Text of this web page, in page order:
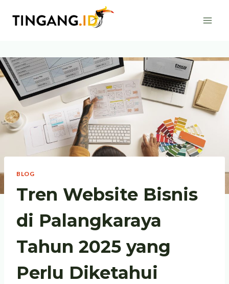
BLOG
Tren Website Bisnis
di Palangkaraya
Tahun 2025 yang
Perlu Diketahui